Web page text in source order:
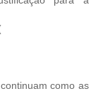
como as